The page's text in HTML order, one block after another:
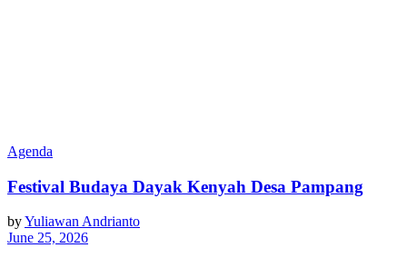
Agenda
Festival Budaya Dayak Kenyah Desa Pampang
byYuliawan Andrianto
June 25, 2026